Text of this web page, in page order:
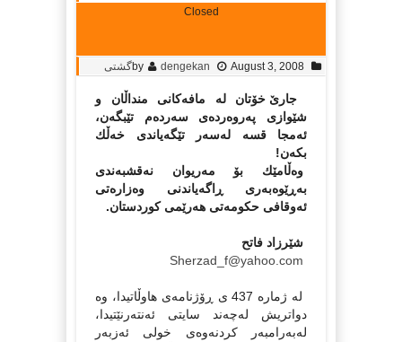
Closed
by dengekan August 3, 2008 گشتی
جارێ خۆتان لە مافەكانی منداڵان و
شێوازی پەروەردەی سەردەم تێبگەن،
ئەمجا قسە لەسەر تێگەیاندی خەڵك
بكەن!
وەڵامێك بۆ مەریوان نەقشبەندی
بەڕێوەبەری ڕاگەیاندنی وەزارەتی
ئەوقافی حكومەتی هەرێمی كوردستان.
شێرزاد فاتح
Sherzad_f@yahoo.com
لە ژمارە 437 ی ڕۆژنامەی هاوڵاتیدا، وە
دواتریش لەچەند سایتی ئەنتەرنێتیدا،
لەبەرامبەر كردنەوەی خولی ئەزبەر